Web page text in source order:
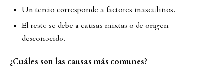
Un tercio corresponde a factores masculinos.
El resto se debe a causas mixtas o de origen
desconocido.
¿Cuáles son las causas más comunes?